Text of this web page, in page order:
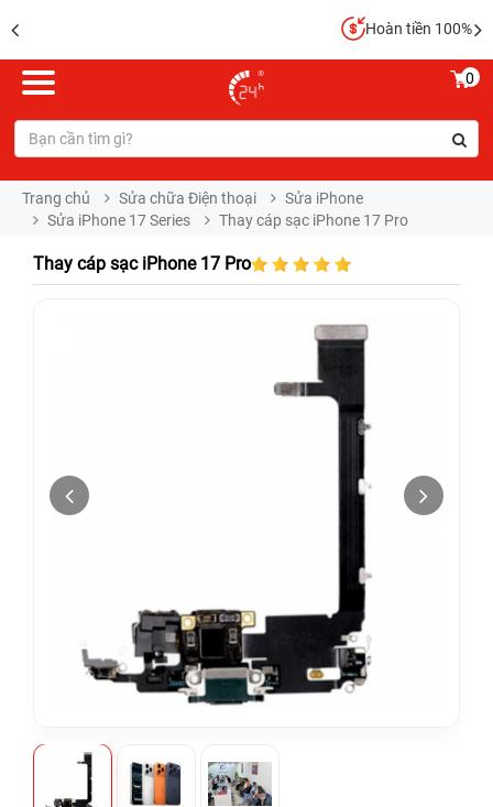
0
Trang chủ Sửa chữa Điện thoại
Sửa iPhone
Sửa iPhone 17 Series
Thay cáp sạc iPhone 17 Pro
Thay cáp sạc iPhone 17 Pro